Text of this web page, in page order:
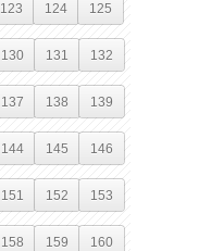
123 124 125
130 131 132
137 138 139
144 145 146
151 152 153
158 159 160